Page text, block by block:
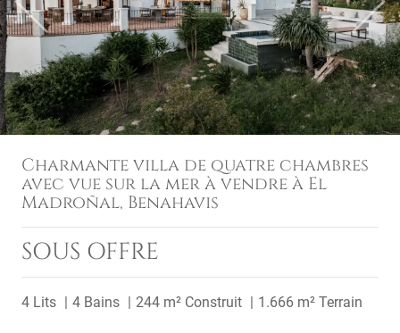
Previous Next
Charmante villa de quatre chambres
avec vue sur la mer à vendre à El
Madroñal, Benahavis
SOUS OFFRE
4 Lits 4 Bains 244 m² Construit 1.666 m² Terrain